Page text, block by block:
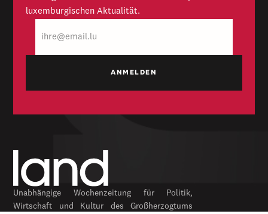
luxemburgischen Aktualität.
Mail
Unabhängige Wochenzeitung für Politik,
Wirtschaft und Kultur des Großherzogtums